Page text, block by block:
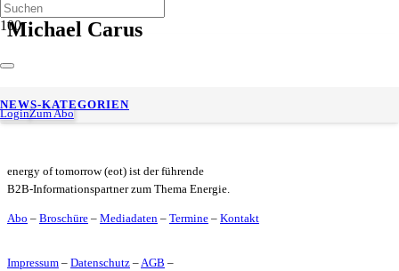
LoginZum Abo
NEWS-KATEGORIEN
Michael Carus
Generationswechsel beim nova-Institut: Lars Börger
übernimmt Führung von Gründer Michael Carus
energy of tomorrow (eot) ist der führende
B2B-Informationspartner zum Thema Energie.
Abo – Broschüre – Mediadaten – Termine – Kontakt
Impressum – Datenschutz –AGB –